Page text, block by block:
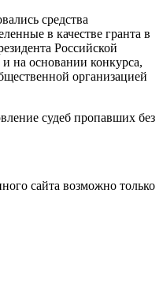
средства
в качестве гранта в
Российской
на основании конкурса,
организацией
судеб пропавших без
сайта возможно только